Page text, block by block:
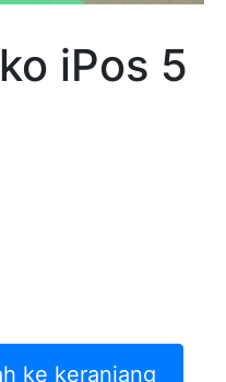
iPos 5
ke keranjang